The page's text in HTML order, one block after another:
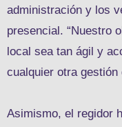
administración y los
presencial. “Nuestro
local sea tan ágil y
cualquier otra gestión
Asimismo, el regidor